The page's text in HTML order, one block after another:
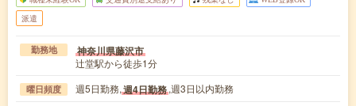
派遣
勤務地 神奈川県藤沢市
辻堂駅から徒歩1分
曜日頻度 週5日勤務,週4日勤務,週3日以内勤務